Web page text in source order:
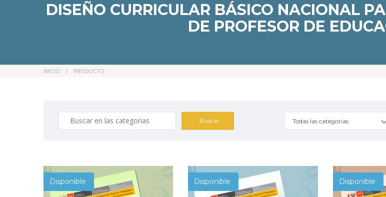
DISEÑO CURRICULAR BÁSICO NACIONAL
DE PROFESOR DE
INICIO PRODUCTO
Busqueda
por:
Todas las categorias
Disponible Disponible Disponible